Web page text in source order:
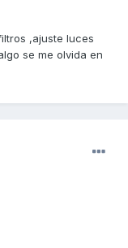
,ajuste luces
se me olvida en